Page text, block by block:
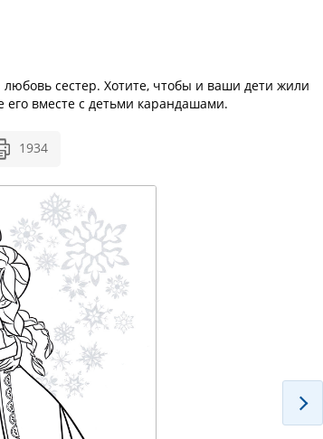
сестер. Хотите, чтобы и ваши дети жили
его вместе с детьми карандашами.
1934